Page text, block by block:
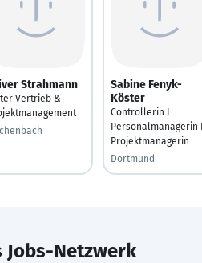
Strahmann
Vertrieb &
Sabine Fenyk-
Köster
Controllerin I
Personalmanagerin
Projektmanagerin
Dortmund
Jobs-Netzwerk